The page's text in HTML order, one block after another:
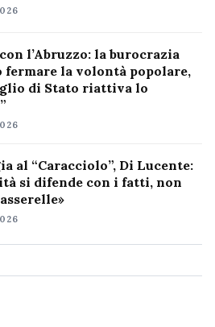
l’Abruzzo: la burocrazia
fermare la volontà popolare,
di Stato riattiva lo
al “Caracciolo”, Di Lucente:
si difende con i fatti, non